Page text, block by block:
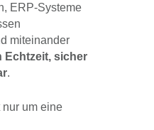
ERP-Systeme
miteinander
Echtzeit, sicher
.
nur um eine